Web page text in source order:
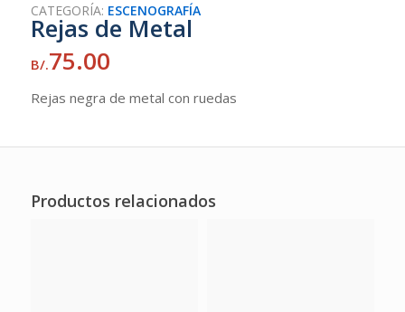
CATEGORÍA: ESCENOGRAFÍA
Rejas de Metal
B/.75.00
Rejas negra de metal con ruedas
Productos relacionados